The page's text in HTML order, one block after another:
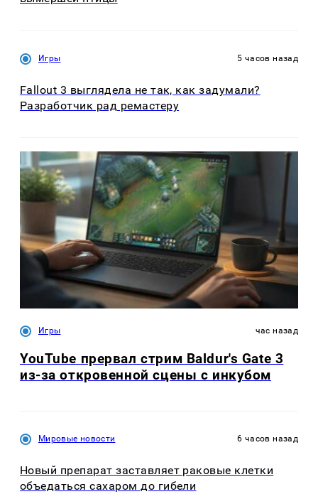
Игры 5 часов назад
Fallout 3 выглядела не так, как задумали?
Разработчик рад ремастеру
Игры час назад
YouTube прервал стрим Baldur's Gate 3
из-за откровенной сцены с инкубом
Мировые новости 6 часов назад
Новый препарат заставляет раковые клетки
объедаться сахаром до гибели